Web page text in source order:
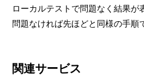
ローカルテストで問題なく結果が
問題なければ先ほどと同様の手順
関連サービス